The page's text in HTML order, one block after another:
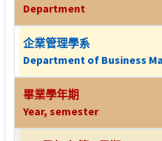
Department
企業管理學系
Department of Business
畢業學年期
Year, semester